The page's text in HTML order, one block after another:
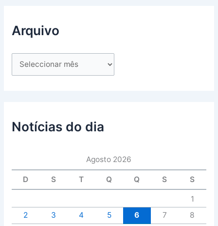
Arquivo
Notícias do dia
Agosto 2026
D S T Q Q S S
1
2
3 4 5 6 7
8